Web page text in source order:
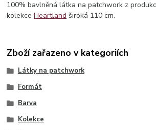
100% bavlněná látka na patchwork z
kolekceHeartland široká 110 cm.
Zboží zařazeno v kategoriích
Látky na patchwork
Formát
Barva
Kolekce